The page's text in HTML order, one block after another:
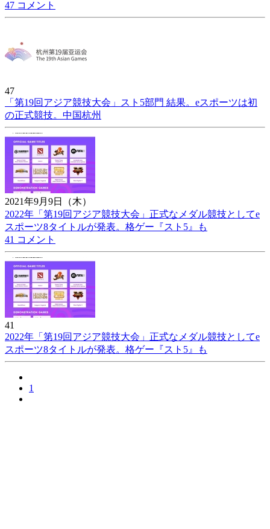
47 コメント
47
「第19回アジア競技大会」スト5部門 結果。eスポーツは初
の正式競技。中国杭州
2021年9月9日（木）
2022年「第19回アジア競技大会」正式なメダル競技としてe
スポーツ8タイトルが発表。格ゲー『スト5』も
41 コメント
41
2022年「第19回アジア競技大会」正式なメダル競技としてe
スポーツ8タイトルが発表。格ゲー『スト5』も
1